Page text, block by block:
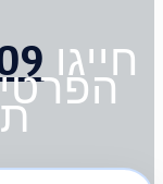
חייגו